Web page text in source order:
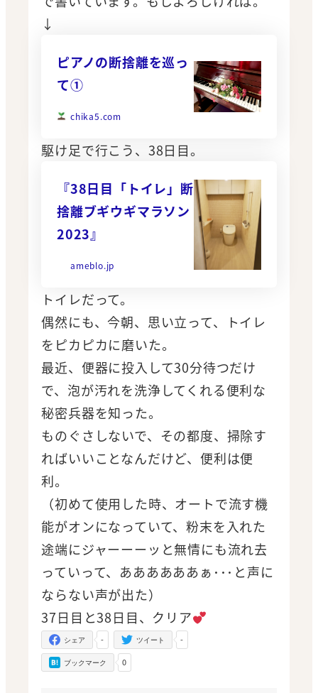
↓
ピアノの断捨離を巡っ
て①
chika5.com
駆け足で行こう、38日目。
『38日目「トイレ」断
捨離ブギウギマラソン
2023』
ameblo.jp
トイレだって。
偶然にも、今朝、思い立って、トイレ
をピカピカに磨いた。
最近、便器に投入して30分待つだけ
で、泡が汚れを洗浄してくれる便利な
秘密兵器を知った。
ものぐさしないで、その都度、掃除す
ればいいことなんだけど、便利は便
利。
（初めて使用した時、オートで流す機
能がオンになっていて、粉末を入れた
途端にジャーーーッと無情にも流れ去
っていって、ああああああぁ･･･と声に
ならない声が出た）
37日目と38日目、クリア
-
シェア -
ツイート
0
ブックマーク